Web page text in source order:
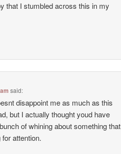
that I stumbled across this in my
said:
disappoint me as much as this
but I actually thought youd have
of whining about something that
attention.